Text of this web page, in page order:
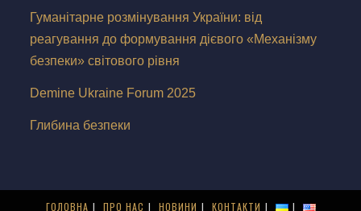
Гуманітарне розмінування України: від
реагування до формування дієвого «Механізму
безпеки» світового рівня
Demine Ukraine Forum 2025
Глибина безпеки
ГОЛОВНА ПРО НАС НОВИНИ КОНТАКТИ